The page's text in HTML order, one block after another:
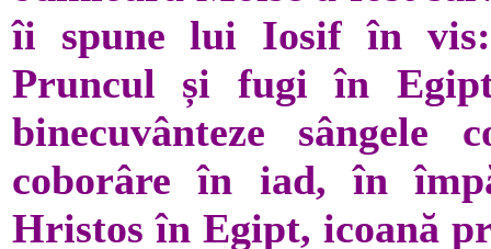
îi spune lui Iosif în
Pruncul și fugi în
binecuvânteze
coborâre în iad, în
Hristos în Egipt, icoană